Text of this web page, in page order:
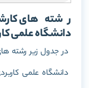
رشته های
دانشگاه علمی
در جدول زیر رشته
دانشگاه علمی